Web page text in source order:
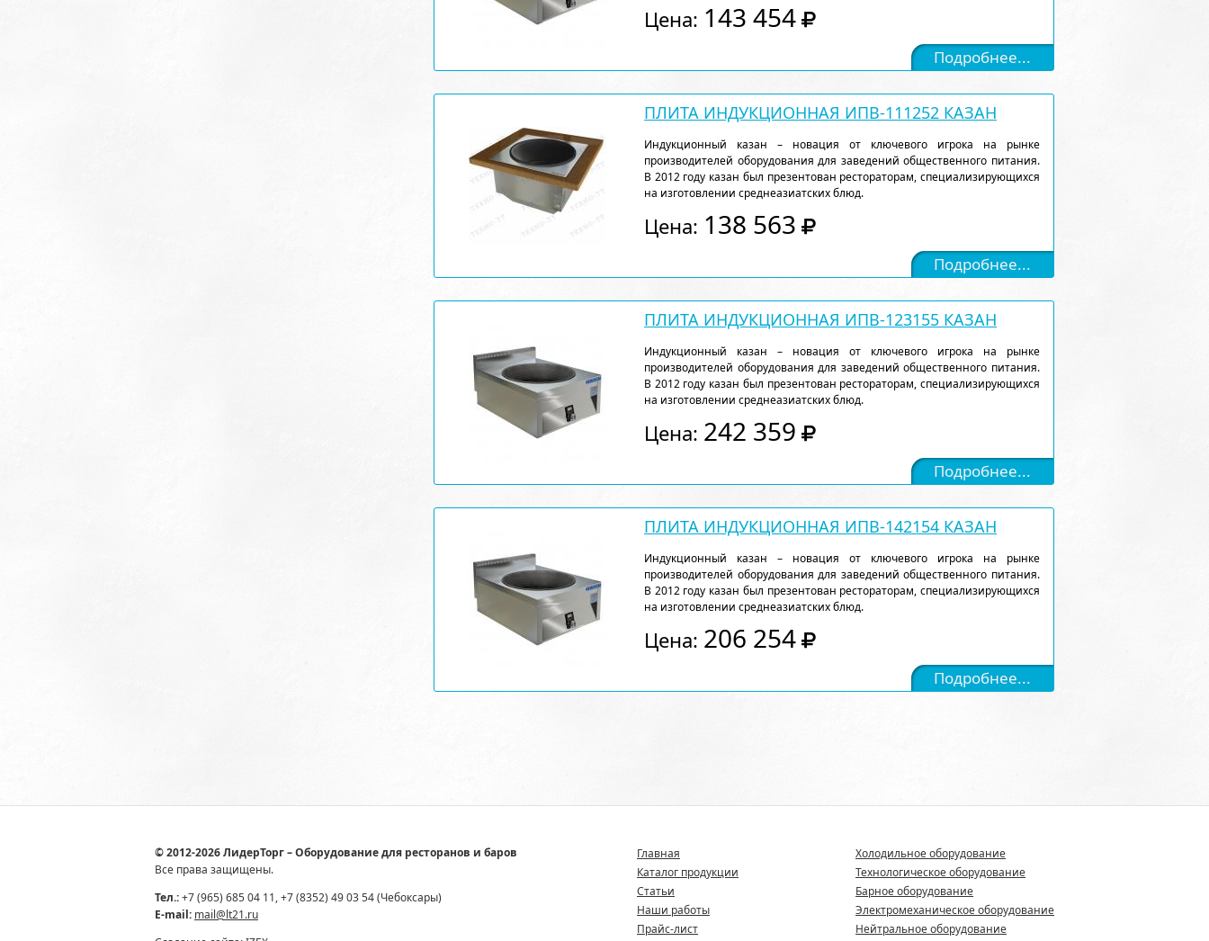
Цена: 143 454
Подробнее...
ПЛИТА ИНДУКЦИОННАЯ ИПВ-111252 КАЗАН
Индукционный казан – новация от ключевого игрока на рынке
производителей оборудования для заведений общественного питания.
В 2012 году казан был презентован рестораторам, специализирующихся
на изготовлении среднеазиатских блюд.
Цена: 138 563
Подробнее...
ПЛИТА ИНДУКЦИОННАЯ ИПВ-123155 КАЗАН
Индукционный казан – новация от ключевого игрока на рынке
производителей оборудования для заведений общественного питания.
В 2012 году казан был презентован рестораторам, специализирующихся
на изготовлении среднеазиатских блюд.
Цена: 242 359
Подробнее...
ПЛИТА ИНДУКЦИОННАЯ ИПВ-142154 КАЗАН
Индукционный казан – новация от ключевого игрока на рынке
производителей оборудования для заведений общественного питания.
В 2012 году казан был презентован рестораторам, специализирующихся
на изготовлении среднеазиатских блюд.
Цена: 206 254
Подробнее...
© 2012-2026 ЛидерТорг – Оборудование для ресторанов и баров
Все права защищены.
Тел.:+7 (965) 685 04 11, +7 (8352) 49 03 54 (Чебоксары)
E-mail: mail@lt21.ru
Главная
Каталог продукции
Статьи
Наши работы
Прайс-лист
Холодильное оборудование
Технологическое оборудование
Барное оборудование
Электромеханическое оборудование
Нейтральное оборудование